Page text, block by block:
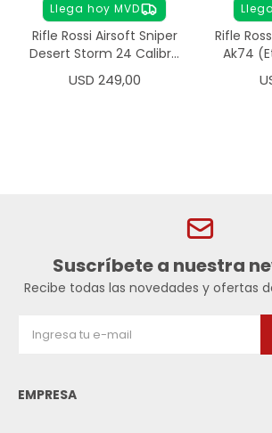
Llega hoy MVD
Rifle Rossi Airsoft Sniper
Desert Storm 24 Calibre
6mm
USD 249,00
Rifle
Ak74
Suscríbete a nuestra
Recibe todas las novedades y ofertas
EMPRESA